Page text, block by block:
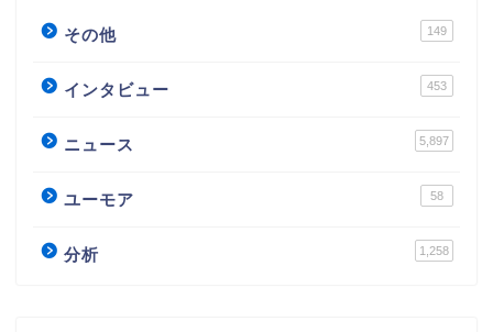
その他 149
インタビュー 453
ニュース 5,897
ユーモア 58
分析 1,258